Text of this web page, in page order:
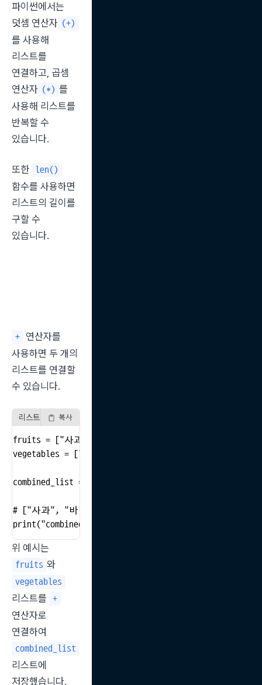
파이썬에서는
덧셈 연산자 (+)
를 사용해
리스트를
연결하고, 곱셈
연산자 (*) 를
사용해 리스트를
반복할 수
있습니다.
또한 len()
함수를 사용하면
리스트의 길이를
구할 수
있습니다.
+
연산자를
사용하면 두 개의
리스트를 연결할
수 있습니다.
리스트 연결 예시
복사
fruits = ["사과", "바나나"]
vegetables = ["당근", "토마토"]
combined_list = fruits + vegetables
# ["사과", "바나나", "당근", "토마토"]
print("combined_list:", combined_list)
fruits
vegetables
리스트를 +
연산자로
combined_list
리스트에
저장했습니다.